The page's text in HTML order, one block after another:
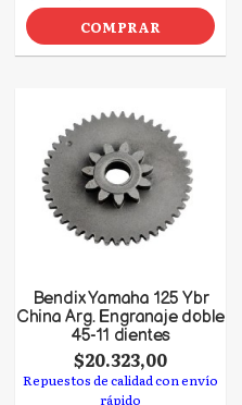
COMPRAR
Bendix Yamaha 125 Ybr
China Arg. Engranaje doble
45-11 dientes
$20.323,00
Repuestos de calidad con envío
rápido